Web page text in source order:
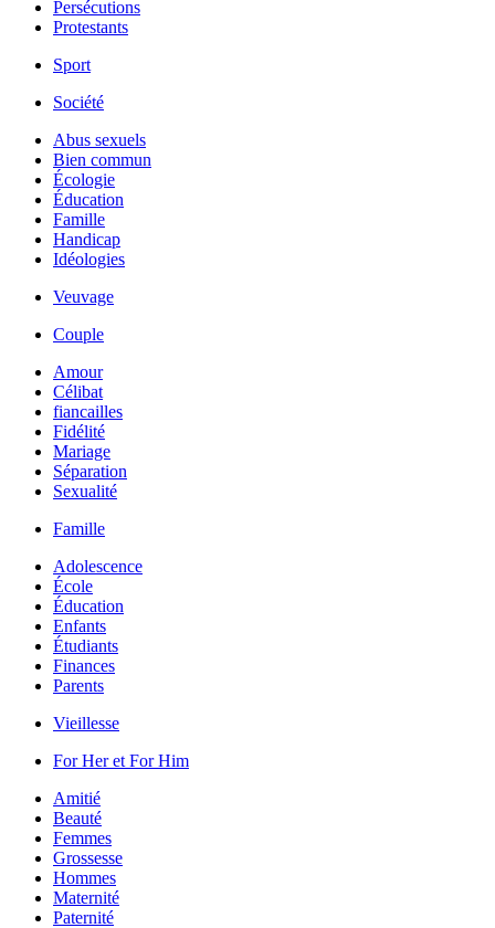
Persécutions
Protestants
Sport
Société
Abus sexuels
Bien commun
Écologie
Éducation
Famille
Handicap
Idéologies
Veuvage
Couple
Amour
Célibat
fiancailles
Fidélité
Mariage
Séparation
Sexualité
Famille
Adolescence
École
Éducation
Enfants
Étudiants
Finances
Parents
Vieillesse
For Her et For Him
Amitié
Beauté
Femmes
Grossesse
Hommes
Maternité
Paternité